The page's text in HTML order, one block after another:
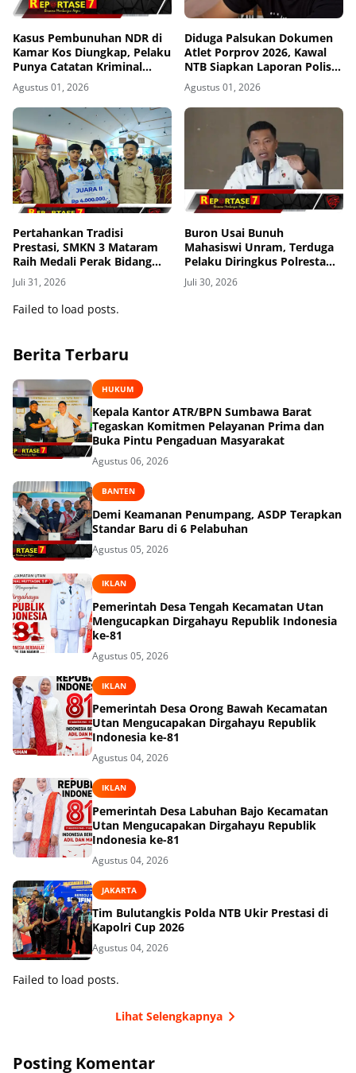
Kasus Pembunuhan NDR di
Kamar Kos Diungkap, Pelaku
Punya Catatan Kriminal
Kekerasan
Agustus 01, 2026
Diduga Palsukan Dokumen
Atlet Porprov 2026, Kawal
NTB Siapkan Laporan Polisi
ke Polda NTB
Agustus 01, 2026
Pertahankan Tradisi
Prestasi, SMKN 3 Mataram
Raih Medali Perak Bidang
Robotics di LKS Tingkat
Provinsi 2026
Juli 31, 2026
Buron Usai Bunuh
Mahasiswi Unram, Terduga
Pelaku Diringkus Polresta
Mataram di Gomong
Juli 30, 2026
Failed to load posts.
Berita Terbaru
HUKUM
Kepala Kantor ATR/BPN Sumbawa Barat
Tegaskan Komitmen Pelayanan Prima dan
Buka Pintu Pengaduan Masyarakat
Agustus 06, 2026
BANTEN
Demi Keamanan Penumpang, ASDP Terapkan
Standar Baru di 6 Pelabuhan
Agustus 05, 2026
IKLAN
Pemerintah Desa Tengah Kecamatan Utan
Mengucapkan Dirgahayu Republik Indonesia
ke-81
Agustus 05, 2026
IKLAN
Pemerintah Desa Orong Bawah Kecamatan
Utan Mengucapakan Dirgahayu Republik
Indonesia ke-81
Agustus 04, 2026
IKLAN
Pemerintah Desa Labuhan Bajo Kecamatan
Utan Mengucapakan Dirgahayu Republik
Indonesia ke-81
Agustus 04, 2026
JAKARTA
Tim Bulutangkis Polda NTB Ukir Prestasi di
Kapolri Cup 2026
Agustus 04, 2026
Failed to load posts.
Lihat Selengkapnya
Posting Komentar